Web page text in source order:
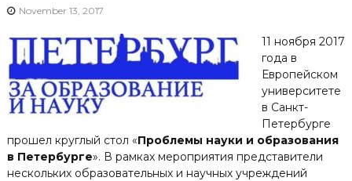
November 13, 2017
11 ноября 2017
года в
Европейском
университете
в Санкт-
Петербурге
прошел круглый стол «Проблемы науки и образования
в Петербурге». В рамках мероприятия представители
нескольких образовательных и научных учреждений